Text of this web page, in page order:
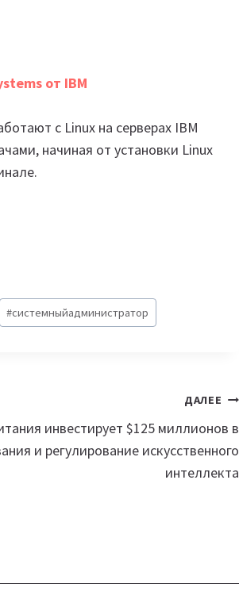
от IBM
с Linux на серверах IBM
начиная от установки Linux
#системныйадминистратор
ДАЛЕЕ
инвестирует $125 миллионов в
и регулирование искусственного
интеллекта